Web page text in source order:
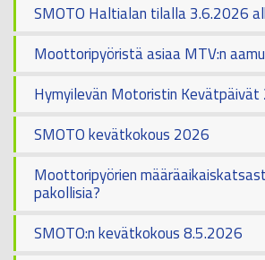
SMOTO Haltialan tilalla 3.6.2026
Moottoripyöristä asiaa MTV:n
Hymyilevän Motoristin
SMOTO kevätkokous 2026
Moottoripyörien
pakollisia?
SMOTO:n kevätkokous 8.5.2026